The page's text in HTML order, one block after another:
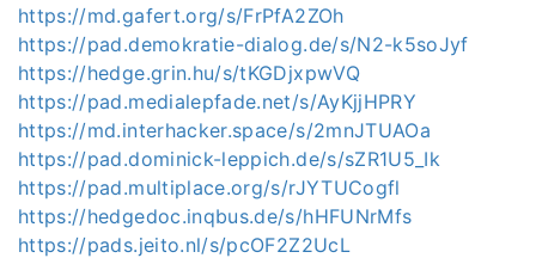
https://md.gafert.org/s/FrPfA2ZOh
https://pad.demokratie-dialog.de/s/N2-k5soJyf
https://hedge.grin.hu/s/tKGDjxpwVQ
https://pad.medialepfade.net/s/AyKjjHPRY
https://md.interhacker.space/s/2mnJTUAOa
https://pad.dominick-leppich.de/s/sZR1U5_Ik
https://pad.multiplace.org/s/rJYTUCogfl
https://hedgedoc.inqbus.de/s/hHFUNrMfs
https://pads.jeito.nl/s/pcOF2Z2UcL